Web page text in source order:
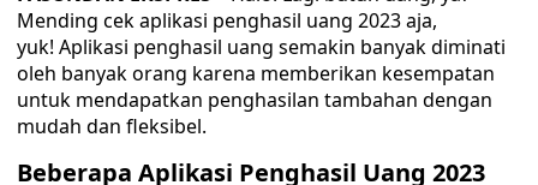
Mending cek aplikasi penghasil uang 2023 aja,
yuk! Aplikasi penghasil uang semakin banyak diminati
oleh banyak orang karena memberikan kesempatan
untuk mendapatkan penghasilan tambahan dengan
mudah dan fleksibel.
Beberapa Aplikasi Penghasil Uang 2023